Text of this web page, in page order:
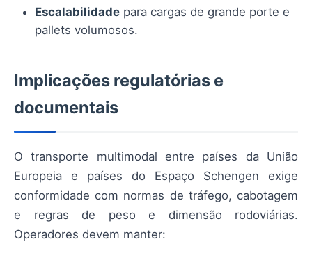
Escalabilidade para cargas de grande porte e
pallets volumosos.
Implicações regulatórias e
documentais
O transporte multimodal entre países da União
Europeia e países do Espaço Schengen exige
conformidade com normas de tráfego, cabotagem
e regras de peso e dimensão rodoviárias.
Operadores devem manter: